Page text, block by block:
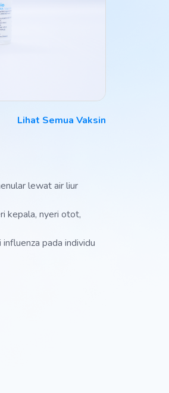
Lihat Semua Vaksin
lewat air liur
kepala, nyeri otot,
pada individu